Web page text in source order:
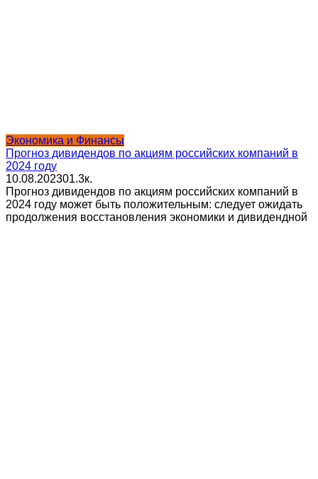
Экономика и Финансы
Прогноз дивидендов по акциям российских компаний в
2024 году
10.08.202301.3к.
Прогноз дивидендов по акциям российских компаний в
2024 году может быть положительным: следует ожидать
продолжения восстановления экономики и дивидендной